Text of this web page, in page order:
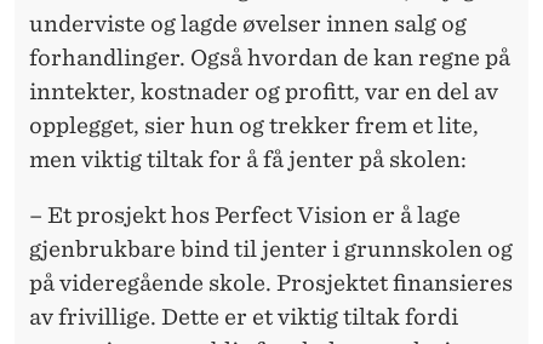
underviste og lagde øvelser innen salg og
forhandlinger. Også hvordan de kan regne på
inntekter, kostnader og profitt, var en del av
opplegget, sier hun og trekker frem et lite,
men viktig tiltak for å få jenter på skolen:
– Et prosjekt hos Perfect Vision er å lage
gjenbrukbare bind til jenter i grunnskolen og
på videregående skole. Prosjektet finansieres
av frivillige. Dette er et viktig tiltak fordi